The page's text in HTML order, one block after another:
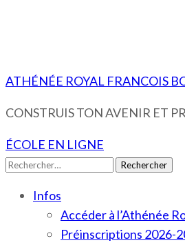
ATHÉNÉE ROYAL FRANCOIS
CONSTRUIS TON AVENIR ET
ÉCOLE EN LIGNE
Rechercher :
Infos
Accéder à l’Athénée
Préinscriptions 2026-